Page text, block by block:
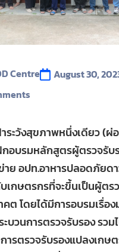
Centre August 30,
ะวังสุขภาพหนึ่งเดียว (ผ่
อบรมหลักสูตรผู้ตรวจรับ
าย อปท.อาหารปลอดภัย
บเกษตรกรที่จะขึ้นเป็นผู้ตร
คต โดยได้มีการอบรมเรื่อ
บวนการตรวจรับรอง รว
ารตรวจรับรองแปลงเกษ